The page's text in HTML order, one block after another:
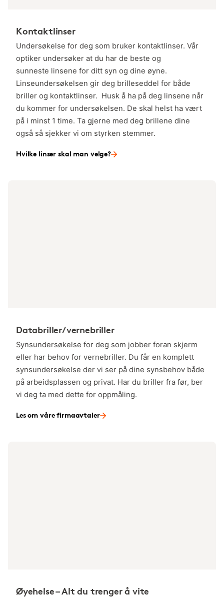
Kontaktlinser
Undersøkelse for deg som bruker kontaktlinser. Vår
optiker undersøker at du har de beste og
sunneste linsene for ditt syn og dine øyne.
Linseundersøkelsen gir deg brilleseddel for både
briller og kontaktlinser. Husk å ha på deg linsene når
du kommer for undersøkelsen. De skal helst ha vært
på i minst 1 time. Ta gjerne med deg brillene dine
også så sjekker vi om styrken stemmer.
Hvilke linser skal man velge?
Databriller/vernebriller
Synsundersøkelse for deg som jobber foran skjerm
eller har behov for vernebriller. Du får en komplett
synsundersøkelse der vi ser på dine synsbehov både
på arbeidsplassen og privat. Har du briller fra før, ber
vi deg ta med dette for oppmåling.
Les om våre firmaavtaler
Øyehelse – Alt du trenger å vite